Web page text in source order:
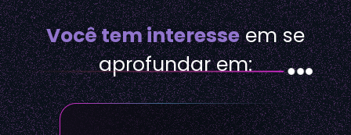
Você tem interesseem se
aprofundar em: